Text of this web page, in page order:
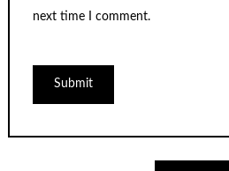
next time I comment.